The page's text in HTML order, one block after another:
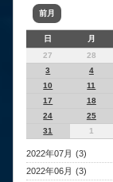
前月
日 月
27
28
3
4
10
11
17
18
24
25
31
1
2022年07月 (3)
2022年06月 (3)